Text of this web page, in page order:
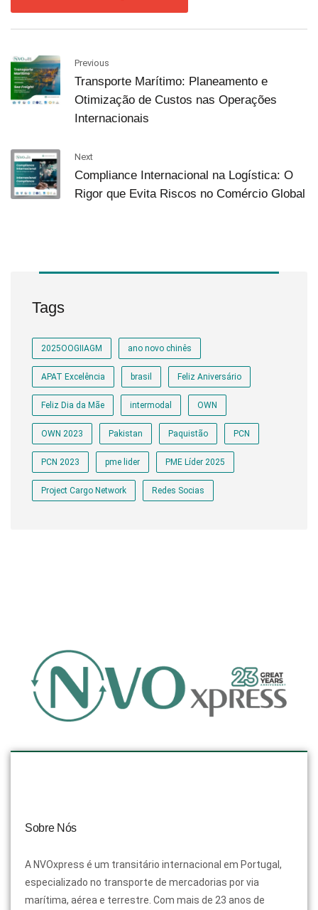
Previous
Transporte Marítimo: Planeamento e
Otimização de Custos nas Operações
Internacionais
Next
Compliance Internacional na Logística: O
Rigor que Evita Riscos no Comércio Global
Tags
2025OOGIIAGM ano novo chinês
APAT Excelência brasil Feliz Aniversário
Feliz Dia da Mãe intermodal OWN
OWN 2023 Pakistan Paquistão PCN
PCN 2023 pme lider PME Líder 2025
Project Cargo Network Redes Socias
Sobre Nós
A NVOxpress é um transitário internacional em Portugal,
especializado no transporte de mercadorias por via
marítima, aérea e terrestre. Com mais de 23 anos de